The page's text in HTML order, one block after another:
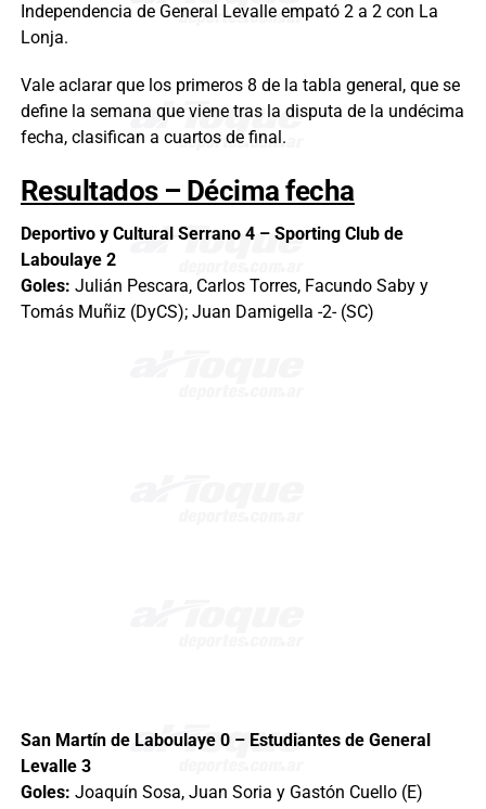
Independencia de General Levalle empató 2 a 2 con La
Lonja.
Vale aclarar que los primeros 8 de la tabla general, que se
define la semana que viene tras la disputa de la undécima
fecha, clasifican a cuartos de final.
Resultados – Décima fecha
Deportivo y Cultural Serrano 4 – Sporting Club de
Laboulaye 2
Goles: Julián Pescara, Carlos Torres, Facundo Saby y
Tomás Muñiz (DyCS); Juan Damigella -2- (SC)
San Martín de Laboulaye 0 – Estudiantes de General
Levalle 3
Goles: Joaquín Sosa, Juan Soria y Gastón Cuello (E)